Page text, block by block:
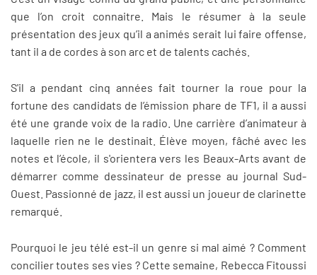
que l’on croit connaitre. Mais le résumer à la seule
présentation des jeux qu’il a animés serait lui faire offense,
tant il a de cordes à son arc et de talents cachés.
S'il a pendant cinq années fait tourner la roue pour la
fortune des candidats de l’émission phare de TF1, il a aussi
été une grande voix de la radio. Une carrière d’animateur à
laquelle rien ne le destinait. Élève moyen, fâché avec les
notes et l’école, il s'orientera vers les Beaux-Arts avant de
démarrer comme dessinateur de presse au journal Sud-
Ouest. Passionné de jazz, il est aussi un joueur de clarinette
remarqué.
Pourquoi le jeu télé est-il un genre si mal aimé ? Comment
concilier toutes ses vies ? Cette semaine, Rebecca Fitoussi